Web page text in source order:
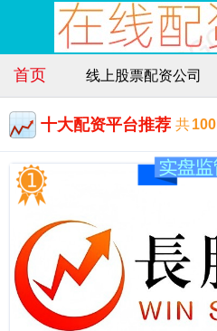
首页 线上股票配资公司
十大配资平台推荐 共100